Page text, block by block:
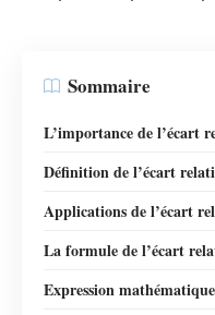
Sommaire
L’importance de l’écart
Définition de l’écart
Applications de l’écart
La formule de l’écart
Expression mathématique